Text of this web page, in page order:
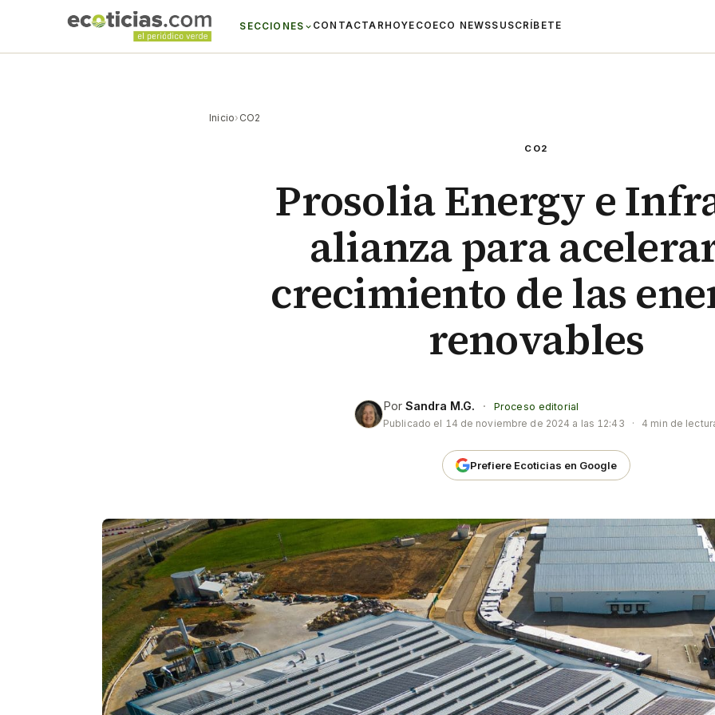
SECCIONES CONTACTAR HOYECO ECO NEWSSUSCRÍBETE
Inicio› CO2
CO2
Prosolia Energy e
alianza para
crecimiento de las
renovables
Por Sandra M.G. ·
Proceso editorial
Publicado el 14 de noviembre de 2024 a las 12:43 · 4 min de
Prefiere Ecoticias en Google